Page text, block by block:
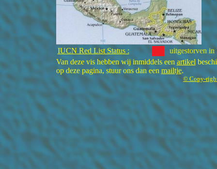
IUCN Red List Status :
uitgestorven
Van deze vis hebben wij inmiddels een artikel
op deze pagina, stuur ons dan een mailtje.
© Copy-